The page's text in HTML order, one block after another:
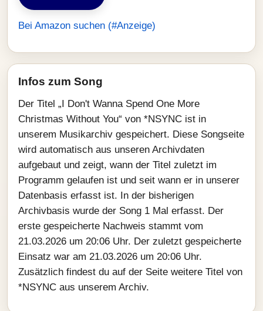
Bei Amazon suchen (#Anzeige)
Infos zum Song
Der Titel „I Don't Wanna Spend One More
Christmas Without You“ von *NSYNC ist in
unserem Musikarchiv gespeichert. Diese Songseite
wird automatisch aus unseren Archivdaten
aufgebaut und zeigt, wann der Titel zuletzt im
Programm gelaufen ist und seit wann er in unserer
Datenbasis erfasst ist. In der bisherigen
Archivbasis wurde der Song 1 Mal erfasst. Der
erste gespeicherte Nachweis stammt vom
21.03.2026 um 20:06 Uhr. Der zuletzt gespeicherte
Einsatz war am 21.03.2026 um 20:06 Uhr.
Zusätzlich findest du auf der Seite weitere Titel von
*NSYNC aus unserem Archiv.